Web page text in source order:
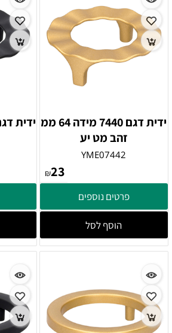
ידית דגם 7440 מידה 64 ממ
זהב מט יע
YME07442
₪23
פרטים נוספים
הוסף לסל